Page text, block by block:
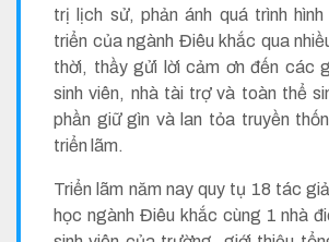
trị lịch sử, phản ánh quá trình
triển của ngành Điêu khắc qua
thời, thầy gửi lời cảm ơn đến các
sinh viên, nhà tài trợ và toàn thể
phần giữ gìn và lan tỏa truyền
triển lãm.
Triển lãm năm nay quy tụ 18 tác
học ngành Điêu khắc cùng 1 nhà